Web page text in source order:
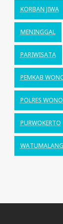
KORBAN JIWA
MENINGGAL
PARIWISATA
PEMKAB
POLRES
PURWOKERTO
WATUMALANG